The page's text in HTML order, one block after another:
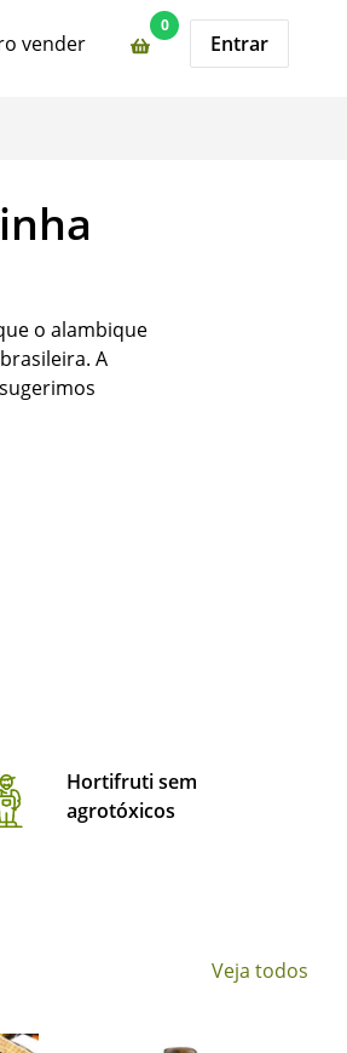
vender
0
Entrar
o alambique
A
Hortifruti sem
agrotóxicos
Veja todos